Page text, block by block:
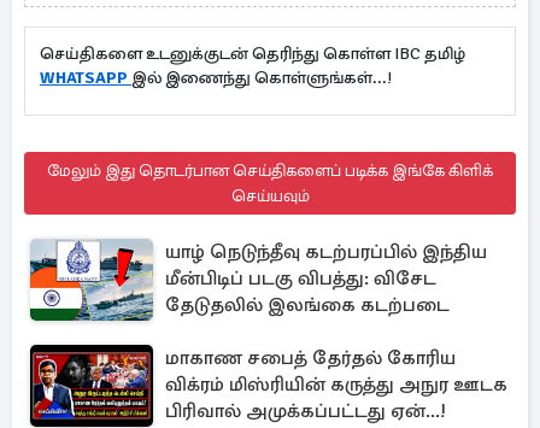
செய்திகளை உடனுக்குடன் தெரிந்து கொள்ள IBC தமிழ்
WHATSAPP இல் இணைந்து கொள்ளுங்கள்...!
மேலும் இது தொடர்பான செய்திகளைப் படிக்க இங்கே கிளிக்
செய்யவும்
யாழ் நெடுந்தீவு கடற்பரப்பில் இந்திய
மீன்பிடிப் படகு விபத்து: விசேட
தேடுதலில் இலங்கை கடற்படை
மாகாண சபைத் தேர்தல் கோரிய
விக்ரம் மிஸ்ரியின் கருத்து அநுர ஊடக
பிரிவால் அமுக்கப்பட்டது ஏன்...!